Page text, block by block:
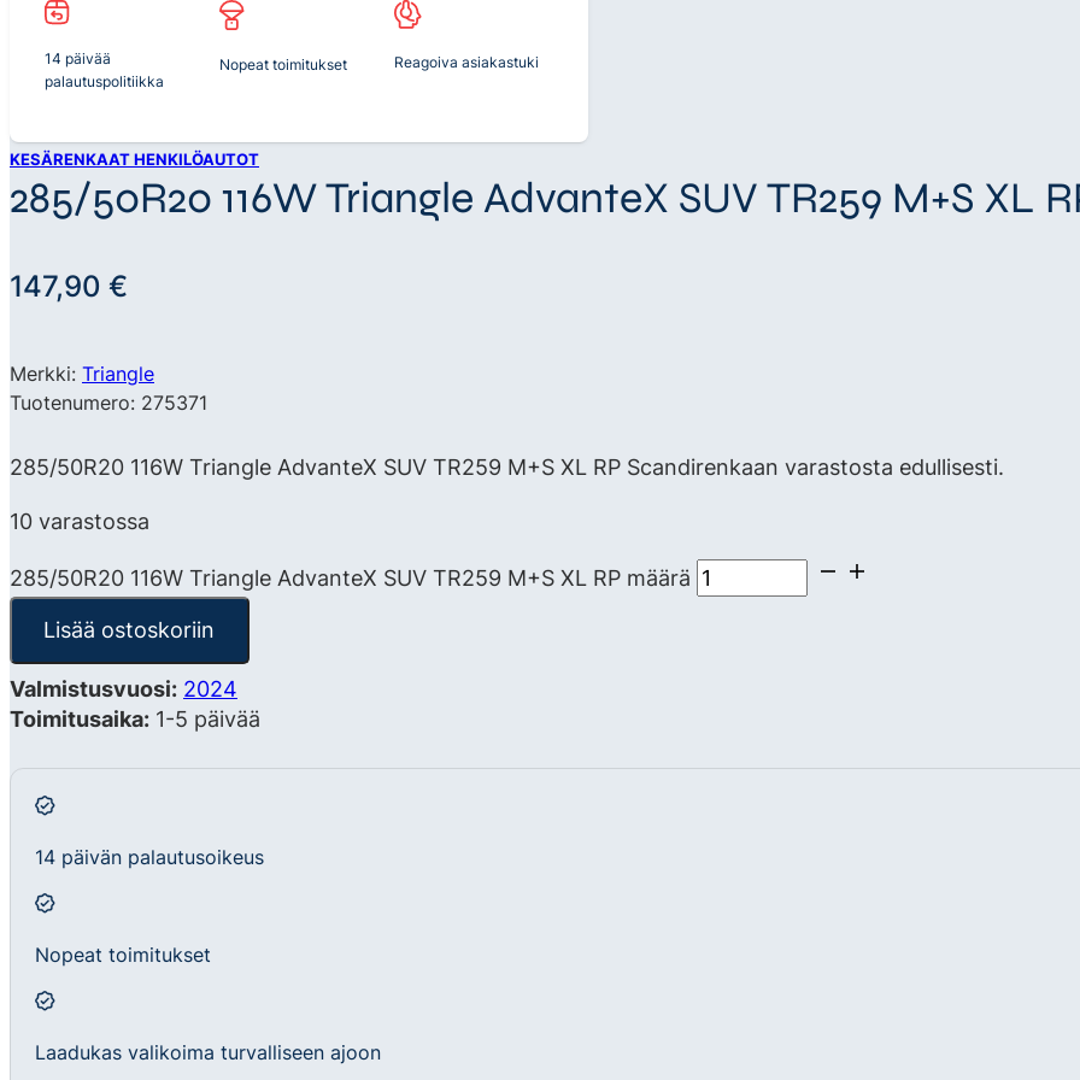
14 päivää
palautuspolitiikka
Nopeat toimitukset Reagoiva asiakastuki
KESÄRENKAAT HENKILÖAUTOT
285/50R20 116W Triangle AdvanteX SUV TR259 M+S XL
147,90 €
Merkki: Triangle
Tuotenumero: 275371
285/50R20 116W Triangle AdvanteX SUV TR259 M+S XL RP Scandirenkaan varastosta edullisesti.
10 varastossa
285/50R20 116W Triangle AdvanteX SUV TR259 M+S XL RP määrä
Lisää ostoskoriin
Valmistusvuosi: 2024
Toimitusaika: 1-5 päivää
14 päivän palautusoikeus
Nopeat toimitukset
Laadukas valikoima turvalliseen ajoon